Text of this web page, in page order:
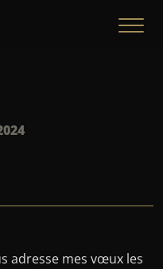
adresse mes vœux les